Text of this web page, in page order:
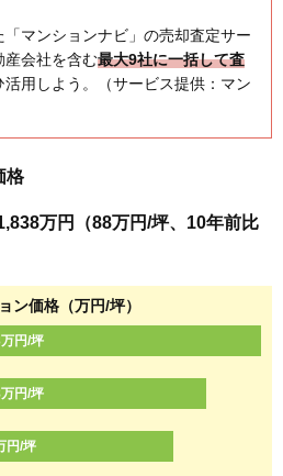
マンションナビ」の売却査定サー
産会社を含む最大9社に一括して査
活用しよう。（サービス提供：マン
格
万円（88万円/坪、10年前比
ン価格（万円/坪）
円/坪
円/坪
円/坪